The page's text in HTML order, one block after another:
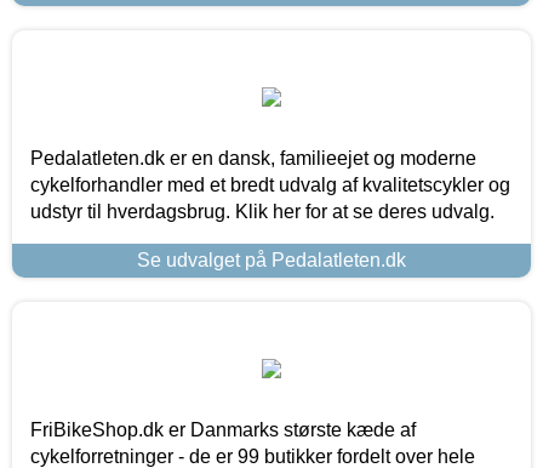
Pedalatleten.dk er en dansk, familieejet og moderne
cykelforhandler med et bredt udvalg af kvalitetscykler og
udstyr til hverdagsbrug. Klik her for at se deres udvalg.
Se udvalget på Pedalatleten.dk
FriBikeShop.dk er Danmarks største kæde af
cykelforretninger - de er 99 butikker fordelt over hele